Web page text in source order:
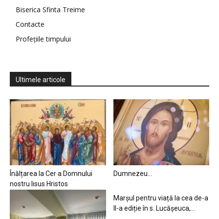
Biserica Sfinta Treime
Contacte
Profețiile timpului
Ultimele articole
Înălțarea la Cer a Domnului
nostru Iisus Hristos
Dumnezeu…
Marșul pentru viață la cea de-a
II-a ediție în s. Lucășeuca,...